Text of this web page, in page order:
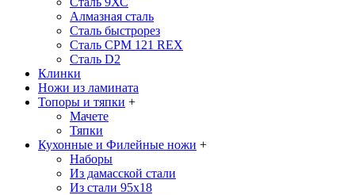
Алмазная сталь
Сталь быстрорез
Сталь CPM 121 REX
Сталь D2
Клинки
Ножи из ламината
Топоры и тяпки +
Мачете
Тяпки
Кухонные и Филейные ножи +
Наборы
Из дамасской стали
Из стали 95х18